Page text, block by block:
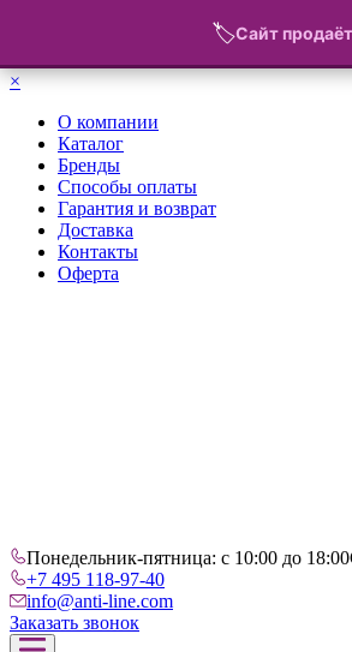
×
О компании
Каталог
Бренды
Способы оплаты
Гарантия и возврат
Доставка
Контакты
Оферта
Понедельник-пятница: с 10:00 до 18:00
+7 495 118-97-40
info@anti-line.com
Заказать звонок
🏷️Сайт